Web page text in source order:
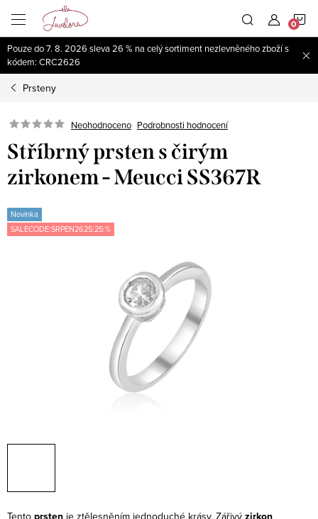
obsah
Pouze do 7. 8. 2026 sleva 26 % na celý sortiment nezlevněného zboží s
kódem: CRC2626
Prsteny
Neohodnoceno Podrobnosti hodnocení
Stříbrný prsten s čirým
zirkonem - Meucci SS367R
Novinka
SALECODE:SRPEN2625:25:%
Tento je ztělesněním jednoduché krásy. Zářivý